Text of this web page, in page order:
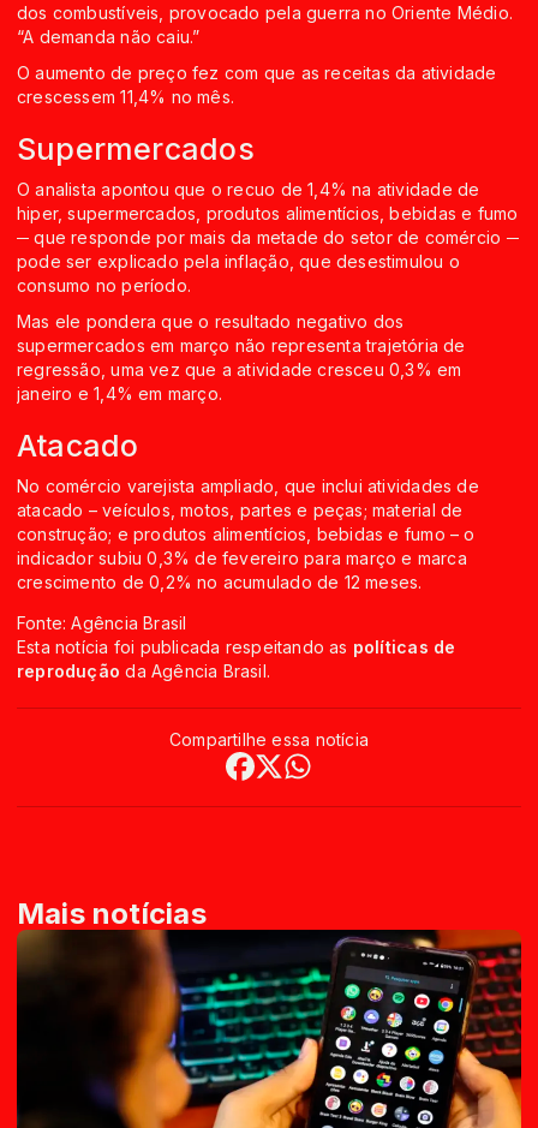
dos combustíveis, provocado pela guerra no Oriente Médio.
“A demanda não caiu.”
O aumento de preço fez com que as receitas da atividade
crescessem 11,4% no mês.
Supermercados
O analista apontou que o recuo de 1,4% na atividade de
hiper, supermercados, produtos alimentícios, bebidas e fumo
─ que responde por mais da metade do setor de comércio ─
pode ser explicado pela inflação, que desestimulou o
consumo no período.
Mas ele pondera que o resultado negativo dos
supermercados em março não representa trajetória de
regressão, uma vez que a atividade cresceu 0,3% em
janeiro e 1,4% em março.
Atacado
No comércio varejista ampliado, que inclui atividades de
atacado – veículos, motos, partes e peças; material de
construção; e produtos alimentícios, bebidas e fumo – o
indicador subiu 0,3% de fevereiro para março e marca
crescimento de 0,2% no acumulado de 12 meses.
Fonte: Agência Brasil
Esta notícia foi publicada respeitando as políticas de
reprodução da Agência Brasil.
Compartilhe essa notícia
Mais notícias